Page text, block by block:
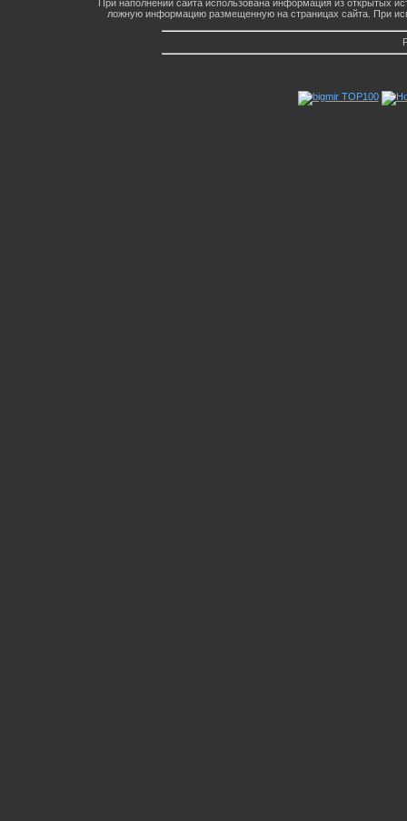
При наполнении сайта использована информация из открытых
ложную информацию размещенную на страницах сайта. При